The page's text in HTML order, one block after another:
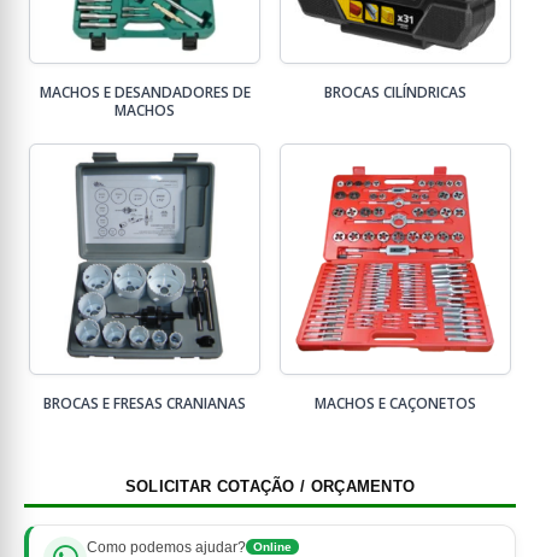
MACHOS E DESANDADORES DE
MACHOS
BROCAS CILÍNDRICAS
BROCAS E FRESAS CRANIANAS MACHOS E CAÇONETOS
SOLICITAR COTAÇÃO / ORÇAMENTO
Como podemos ajudar? Online